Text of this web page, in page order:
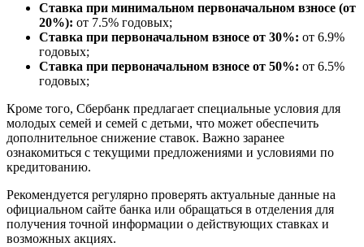
Ставка при минимальном первоначальном взносе (от
20%): от 7.5% годовых;
Ставка при первоначальном взносе от 30%: от 6.9%
годовых;
Ставка при первоначальном взносе от 50%: от 6.5%
годовых;
Кроме того, Сбербанк предлагает специальные условия для
молодых семей и семей с детьми, что может обеспечить
дополнительное снижение ставок. Важно заранее
ознакомиться с текущими предложениями и условиями по
кредитованию.
Рекомендуется регулярно проверять актуальные данные на
официальном сайте банка или обращаться в отделения для
получения точной информации о действующих ставках и
возможных акциях.